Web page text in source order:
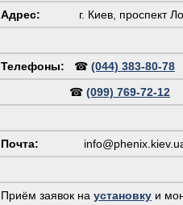
Адрес:
г. Киев, проспект
Телефоны: ☎ (044) 383-80-78
☎ (099) 769-72-12
Почта:
Приём заявок на установку и